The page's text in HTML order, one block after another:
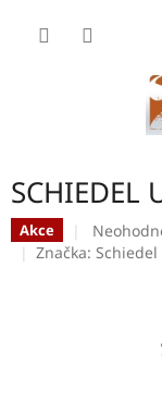
SCHIEDEL
Akce
hodnocení
Značka: Schiedel